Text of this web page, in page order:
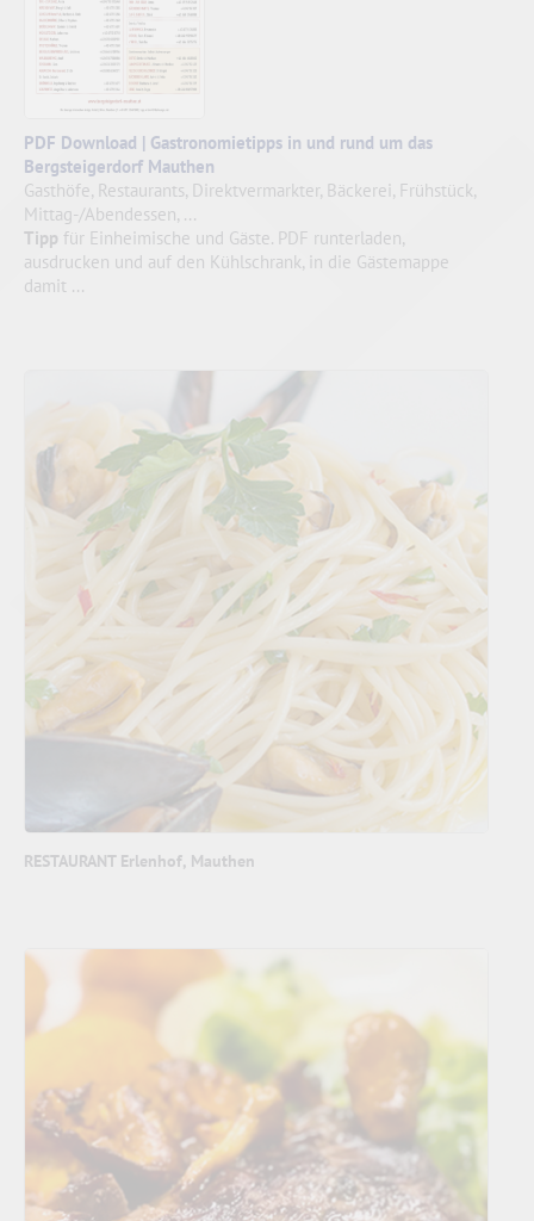
PDF Download | Gastronomietipps in und rund um das
Bergsteigerdorf Mauthen
Gasthöfe, Restaurants, Direktvermarkter, Bäckerei, Frühstück,
Mittag-/Abendessen, ...
Tipp für Einheimische und Gäste. PDF runterladen,
ausdrucken und auf den Kühlschrank, in die Gästemappe
damit ...
RESTAURANT Erlenhof, Mauthen